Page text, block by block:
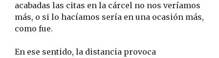
acabadas las citas en la cárcel no nos veríamos
más, o si lo hacíamos sería en una ocasión más,
como fue.
En ese sentido, la distancia provoca